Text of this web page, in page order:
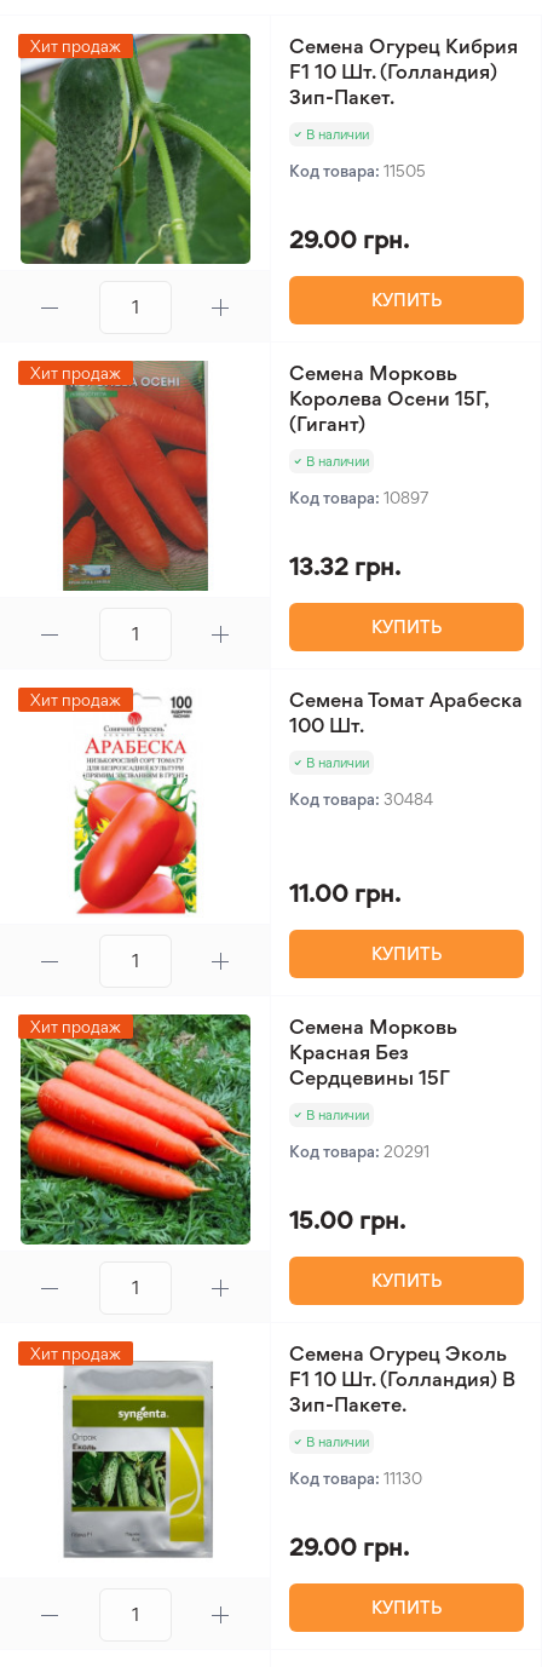
ландшафт и позволяет получать стабильный,
ценный урожай для свежего рынка.
Хит продаж
Семена Огурец Кибрия
F1 10 Шт. (Голландия)
Зип-Пакет.
В наличии
Код товара: 11505
29.00 грн.
КУПИТЬ
Хит продаж
Семена Морковь
Королева Осени 15Г,
(Гигант)
В наличии
Код товара: 10897
13.32 грн.
КУПИТЬ
Хит продаж
Семена Томат Арабеска
100 Шт.
В наличии
Код товара: 30484
11.00 грн.
КУПИТЬ
Хит продаж
Семена Морковь
Красная Без
Сердцевины 15Г
В наличии
Код товара: 20291
15.00 грн.
КУПИТЬ
Хит продаж
Семена Огурец Эколь
F1 10 Шт. (Голландия) В
Зип-Пакете.
В наличии
Код товара: 11130
29.00 грн.
КУПИТЬ